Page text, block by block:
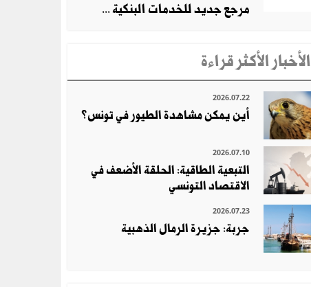
مرجع جديد للخدمات البنكية ...
الأخبار الأكثر قراءة
2026.07.22
أين يمكن مشاهدة الطيور في تونس؟
2026.07.10
التبعية الطاقية: الحلقة الأضعف في
الاقتصاد التونسي
2026.07.23
جربة: جزيرة الرمال الذهبية